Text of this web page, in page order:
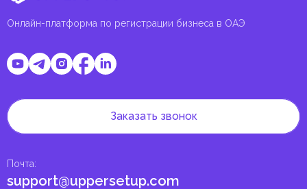
Онлайн-платформа по регистрации бизнеса в ОАЭ
Почта:
support@uppersetup.com
Заказать звонок